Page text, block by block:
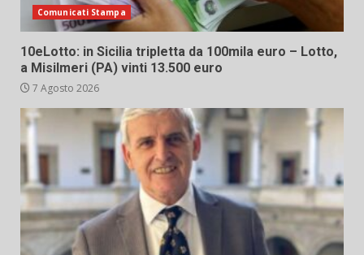
Comunicati Stampa
10eLotto: in Sicilia tripletta da 100mila euro – Lotto,
a Misilmeri (PA) vinti 13.500 euro
7 Agosto 2026